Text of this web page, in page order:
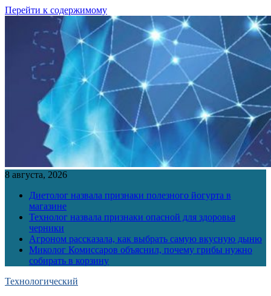
Перейти к содержимому
8 августа, 2026
Диетолог назвала признаки полезного йогурта в
магазине
Технолог назвала признаки опасной для здоровья
черники
Агроном рассказала, как выбрать самую вкусную дыню
Миколог Комиссаров объяснил, почему грибы нужно
собирать в корзину
Технологический